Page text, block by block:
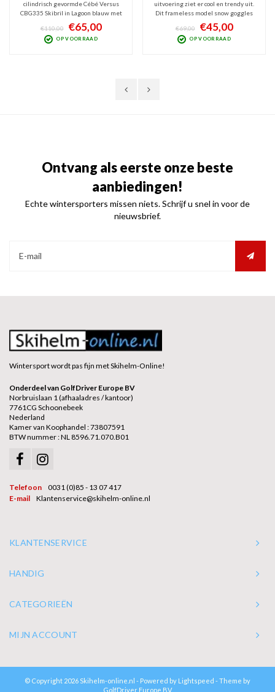
cilindrisch gevormde Cébé Versus
CBG335 Skibril in Lagoon blauw met
oranje band. De categorie 3
spiegellens geeft optimaal zicht bij
zonnig weer en de bescherming
€110,00 €65,00
OP VOORRAAD
uitvoering ziet er cool en trendy uit.
Dit frameless model snow goggles
met sferisch design is v.v. de
Quantum spiegellens (Cat. 3) die
beschermt tegen schadelijk UV en
€69,00 €45,00
OP VOORRAAD
Ontvang als eerste onze beste
aanbiedingen!
Echte wintersporters missen niets. Schrijf u snel in voor de
nieuwsbrief.
Wintersport wordt pas fijn met Skihelm-Online!
Onderdeel van GolfDriver Europe BV
Norbruislaan 1 (afhaaladres / kantoor)
7761CG Schoonebeek
Nederland
Kamer van Koophandel : 73807591
BTW nummer : NL 8596.71.070.B01
Telefoon
0031 (0)85 - 13 07 417
E-mail
Klantenservice@skihelm-online.nl
KLANTENSERVICE
HANDIG
CATEGORIEËN
MIJN ACCOUNT
© Copyright 2026 Skihelm-online.nl - Powered by Lightspeed - Theme by
GolfDriver Europe BV